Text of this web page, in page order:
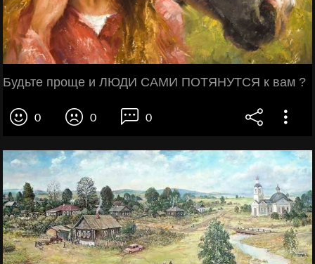
Будьте проще и ЛЮДИ САМИ ПОТЯНУТСЯ к вам ?
0 0 0